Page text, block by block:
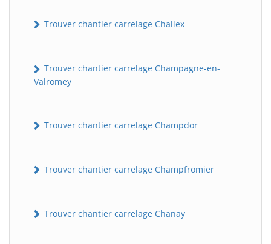
Trouver chantier carrelage Challex
Trouver chantier carrelage Champagne-en-
Valromey
Trouver chantier carrelage Champdor
Trouver chantier carrelage Champfromier
Trouver chantier carrelage Chanay